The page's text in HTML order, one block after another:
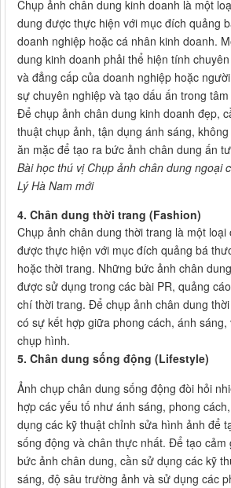
Chụp ảnh chân dung kinh doanh là một
dung được thực hiện với mục đích quảng
doanh nghiệp hoặc cá nhân kinh doanh.
dung kinh doanh phải thể hiện tính
và đẳng cấp của doanh nghiệp hoặc
sự chuyên nghiệp và tạo dấu ấn trong
Để chụp ảnh chân dung kinh doanh đẹp,
thuật chụp ảnh, tận dụng ánh sáng,
ăn mặc để tạo ra bức ảnh chân dung ấn
Bài học thú vị Chụp ảnh chân dung ngoại
Lý Hà Nam mới
4. Chân dung thời trang (Fashion)
Chụp ảnh chân dung thời trang là một loại
được thực hiện với mục đích quảng bá
hoặc thời trang. Những bức ảnh chân
được sử dụng trong các bài PR, quảng
chí thời trang. Để chụp ảnh chân dung
có sự kết hợp giữa phong cách, ánh
chụp hình.
5. Chân dung sống động (Lifestyle)
Ảnh chụp chân dung sống động đòi hỏi
hợp các yếu tố như ánh sáng, phong
dụng các kỹ thuật chỉnh sửa hình ảnh để
sống động và chân thực nhất. Để tạo cảm
bức ảnh chân dung, cần sử dụng các kỹ
sáng, độ sâu trường ảnh và sử dụng các